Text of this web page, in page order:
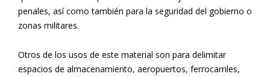
penales, así como también para la seguridad del gobierno o
zonas militares.
Otros de los usos de este material son para delimitar
espacios de almacenamiento, aeropuertos, ferrocarriles,